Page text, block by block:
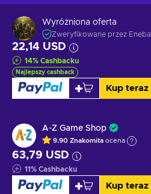
Wyróżniona oferta
Zweryfikowane przez Eneba
22,14 USD
14% Cashbacku
Najlepszy cashback
Kup teraz
A-Z Game Shop
9.90 Znakomita ocena
63,79 USD
11% Cashbacku
Kup teraz